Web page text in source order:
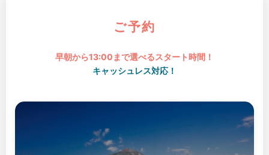
ご予約
早朝から13:00まで選べるスタート時間！
キャッシュレス対応！